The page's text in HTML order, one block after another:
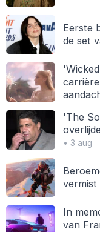
Eerste
de set
'The
• 3 aug
vermist
In
van